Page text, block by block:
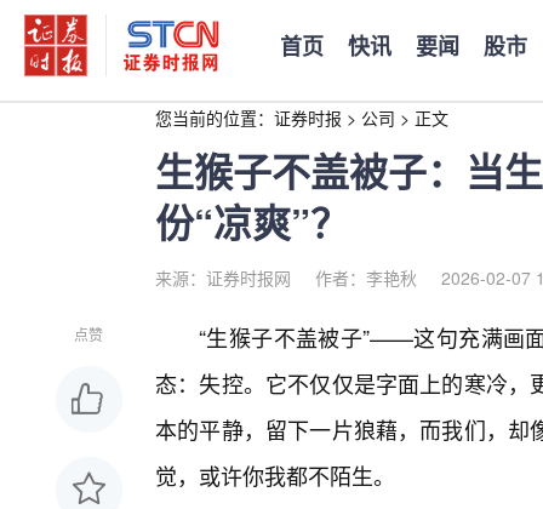
首页 快讯 要闻 股市
您当前的位置： 证券时报 > 公司 > 正文
生猴子不盖被子：当
份“凉爽”？
来源：证券时报网 作者：李艳秋 2026-02-07
点赞
“生猴子不盖被子”——这句充满画
态：失控。它不仅仅是字面上的寒冷
本的平静，留下一片狼藉，而我们，
觉，或许你我都不陌生。